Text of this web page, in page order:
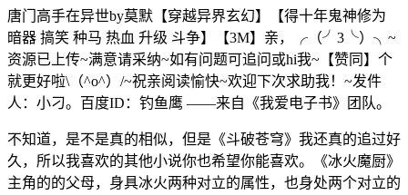
唐门高手在异世by莫默【穿越异界玄幻】【得十年鬼神修为
暗器 搞笑 种马 热血 升级 斗争】【3M】亲，╭（╯3╰）╮~
资源已上传~满意请采纳~如有问题可追问或hi我~【赞同】个
就更好啦\（^o^）/~祝亲阅读愉快~欢迎下次求助我！~发件
人：小刁。百度ID：钓鱼鹰 ——来自《我爱电子书》团队。
不知道，是不是真的相似，但是《斗破苍穹》我还真的追过好
久，所以我喜欢的其他小说你也希望你能喜欢。《冰火魔厨》
主角的的父母，身具冰火两种对立的属性，也身处两个对立的